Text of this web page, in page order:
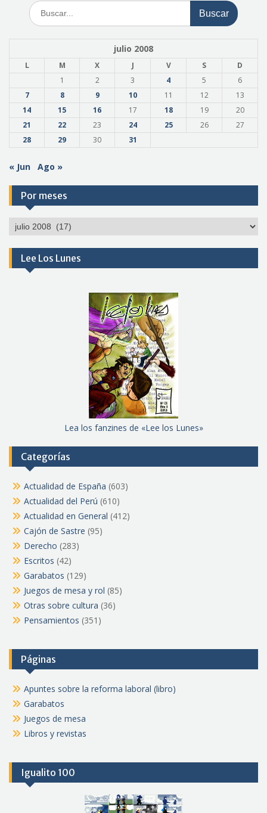
Buscar:
julio 2008
L M X J V S
D
1
2 3 4 5
6
7
8 9 10 11 12
13
14
15 16 17 18 19
20
21
22 23 24 25 26
27
28
29 30 31
« Jun Ago »
Por meses
Por
Lee Los Lunes
Lea los fanzines de «Lee los Lunes»
Categorías
Actualidad de España (603)
Actualidad del Perú (610)
Actualidad en General (412)
Cajón de Sastre (95)
Derecho (283)
Escritos (42)
Garabatos (129)
Juegos de mesa y rol (85)
Otras sobre cultura (36)
Pensamientos (351)
Páginas
Apuntes sobre la reforma laboral (libro)
Garabatos
Juegos de mesa
Libros y revistas
Igualito 100